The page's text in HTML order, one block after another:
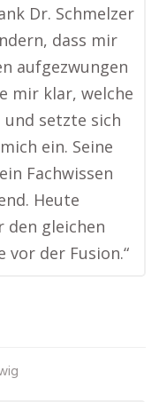
Dr. Schmelzer
dass mir
aufgezwungen
mir klar, welche
und setzte sich
ein. Seine
Fachwissen
Heute
gleichen
vor der Fusion.“